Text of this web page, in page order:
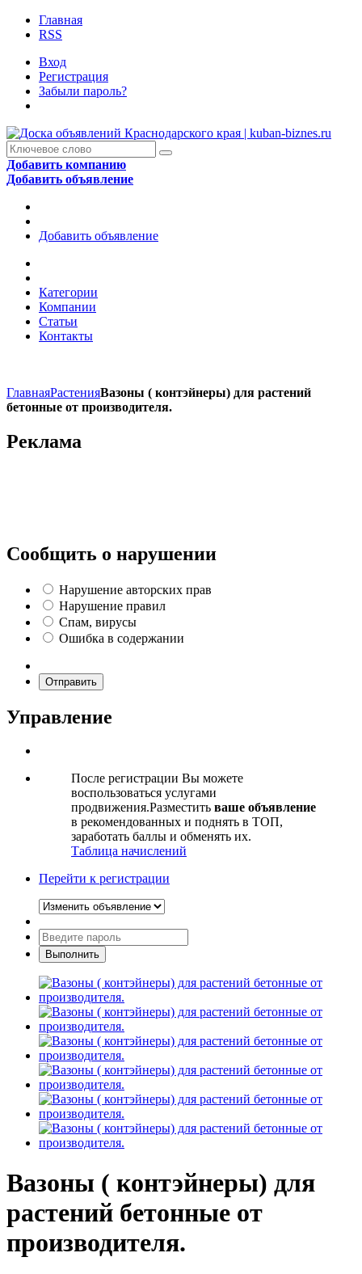
Главная
RSS
Вход
Регистрация
Забыли пароль?
Добавить компанию
Добавить объявление
Добавить объявление
Категории
Компании
Статьи
Контакты
ГлавнаяРастенияВазоны ( контэйнеры) для растений
бетонные от производителя.
Реклама
Сообщить о нарушении
Нарушение авторских прав
Нарушение правил
Спам, вирусы
Ошибка в содержании
Отправить
Управление
После регистрации Вы можете
воспользоваться услугами
продвижения.Разместить ваше объявление
в рекомендованных и поднять в ТОП,
заработать баллы и обменять их.
Таблица начислений
Перейти к регистрации
Вазоны ( контэйнеры) для
растений бетонные от
производителя.